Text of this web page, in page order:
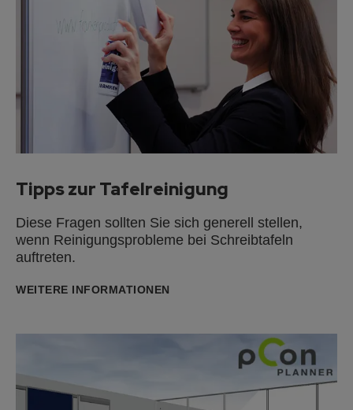
Tipps zur Tafelreinigung
Diese Fragen sollten Sie sich generell stellen,
wenn Reinigungsprobleme bei Schreibtafeln
auftreten.
WEITERE INFORMATIONEN